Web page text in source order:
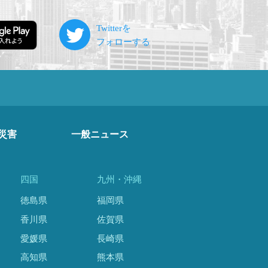
害 一般ニュース
四国
徳島県
香川県
愛媛県
高知県
九州・沖縄
福岡県
佐賀県
長崎県
熊本県